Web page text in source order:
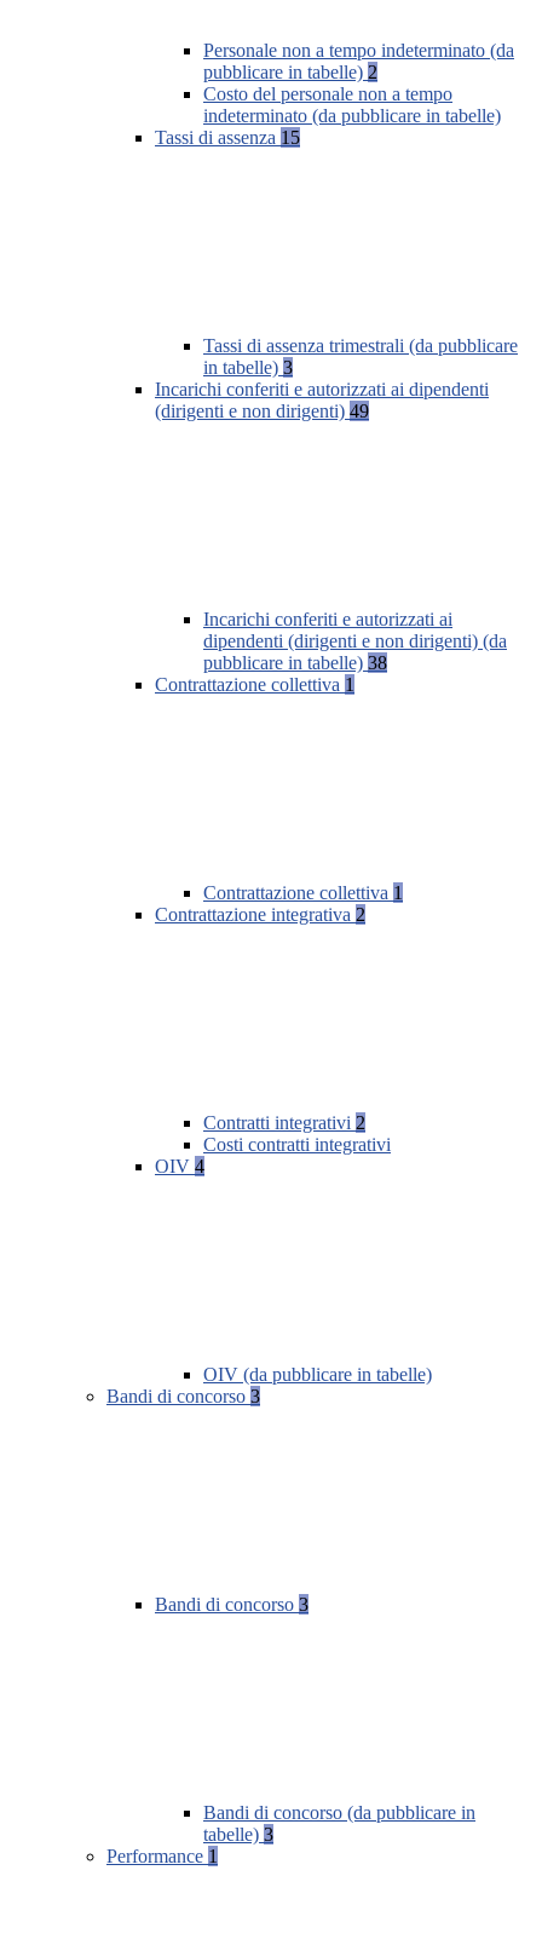
Personale non a tempo indeterminato (da
pubblicare in tabelle) 2
Costo del personale non a tempo
indeterminato (da pubblicare in tabelle)
Tassi di assenza 15
Tassi di assenza trimestrali (da pubblicare
in tabelle) 3
Incarichi conferiti e autorizzati ai dipendenti
(dirigenti e non dirigenti) 49
Incarichi conferiti e autorizzati ai
dipendenti (dirigenti e non dirigenti) (da
pubblicare in tabelle) 38
Contrattazione collettiva 1
Contrattazione collettiva 1
Contrattazione integrativa 2
Contratti integrativi 2
Costi contratti integrativi
OIV 4
OIV (da pubblicare in tabelle)
Bandi di concorso 3
Bandi di concorso 3
Bandi di concorso (da pubblicare in
tabelle) 3
Performance 1